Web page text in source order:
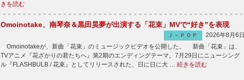
きを読む
Omoinotake、南琴奈＆黒田昊夢が出演する「花束」MVで“好き”を表現
Ｊ－ＰＯＰ
2026年8月6日
Omoinotakeが、新曲「花束」のミュージックビデオを公開した。 新曲「花束」は、
TVアニメ『花ざかりの君たちへ』第2期のエンディングテーマ。7月29日にニューシング
ル『FLASHBULB / 花束』としてリリースされた、日に日に大 … 続きを読む